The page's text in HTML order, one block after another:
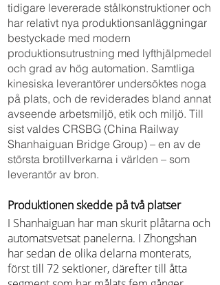
tidigare levererade stålkonstruktioner och
har relativt nya produktionsanläggningar
bestyckade med modern
produktionsutrustning med lyfthjälpmedel
och grad av hög automation. Samtliga
kinesiska leverantörer undersöktes noga
på plats, och de reviderades bland annat
avseende arbetsmiljö, etik och miljö. Till
sist valdes CRSBG (China Railway
Shanhaiguan Bridge Group) – en av de
största brotillverkarna i världen – som
leverantör av bron.
Produktionen skedde på två platser
I Shanhaiguan har man skurit plåtarna och
automatsvetsat panelerna. I Zhongshan
har sedan de olika delarna monterats,
först till 72 sektioner, därefter till åtta